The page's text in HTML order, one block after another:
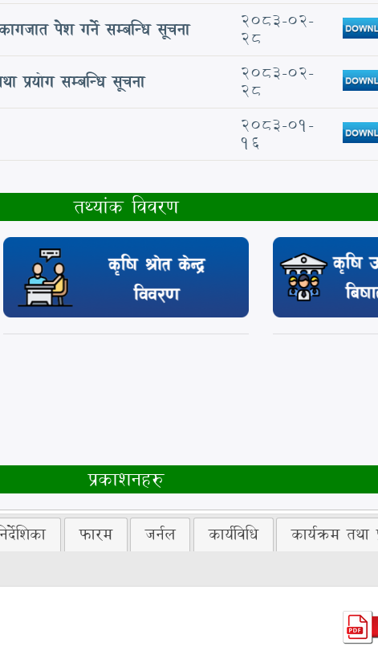
पेश गर्ने सम्बन्धि सूचना 2083-02-
28
प्रयोग सम्बन्धि सूचना 2083-02-
28
2083-01-
16
तथ्यांक विवरण
प्रकाशनहरु
फारम जर्नल कार्यविधि
कार्यक्रम तथा